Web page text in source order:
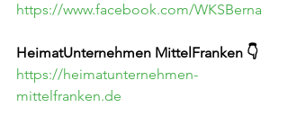
https://www.facebook.com/WKSBerna
HeimatUnternehmen MittelFranken 👇
https://heimatunternehmen-
mittelfranken.de